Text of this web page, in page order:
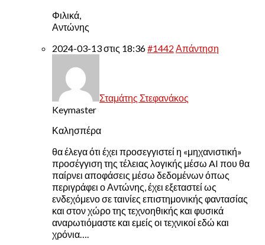
Φιλικά,
Αντώνης
2024-03-13 στις 18:36#1442 Απάντηση
Σταμάτης Στεφανάκος
Keymaster
Καλησπέρα
θα έλεγα ότι έχει προσεγγιστεί η «μηχανιστική»
προσέγγιση της τέλειας λογικής μέσω AI που θα
παίρνει αποφάσεις μέσω δεδομένων όπως
περιγράφει ο Αντώνης, έχει εξεταστεί ως
ενδεχόμενο σε ταινίες επιστημονικής φαντασίας
και στον χώρο της τεχνοηθικής και φυσικά
αναρωτιόμαστε και εμείς οι τεχνικοί εδώ και
χρόνια….